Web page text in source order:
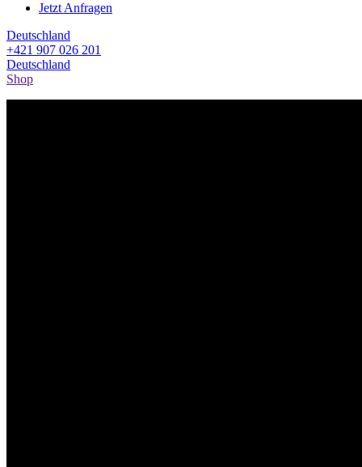
Jetzt Anfragen
Deutschland
+421 907 026 201
Deutschland
Shop